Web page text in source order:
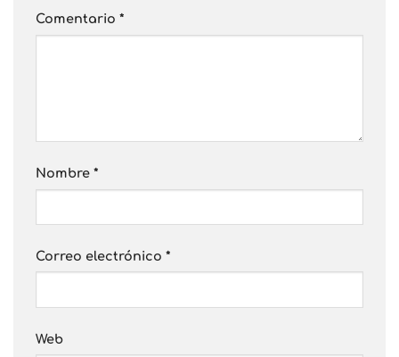
Comentario *
Nombre *
Correo electrónico *
Web